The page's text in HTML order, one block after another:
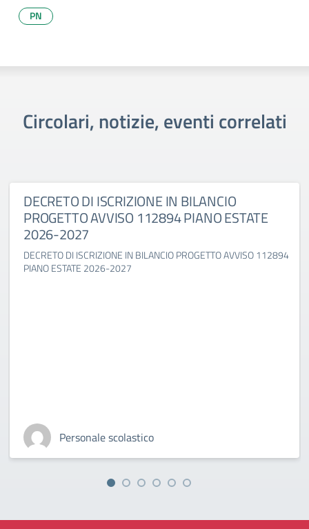
PN
Circolari, notizie, eventi correlati
DECRETO DI ISCRIZIONE IN BILANCIO
PROGETTO AVVISO 112894 PIANO ESTATE
2026-2027
DECRETO DI ISCRIZIONE IN BILANCIO PROGETTO AVVISO 112894
PIANO ESTATE 2026-2027
Personale scolastico